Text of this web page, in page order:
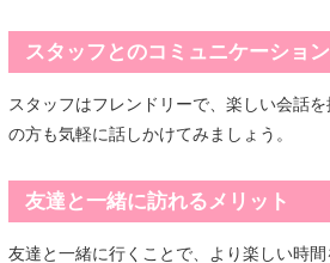
スタッフとのコミュニケーション
スタッフはフレンドリーで、楽しい会話
の方も気軽に話しかけてみましょう。
友達と一緒に訪れるメリット
友達と一緒に行くことで、より楽しい時間